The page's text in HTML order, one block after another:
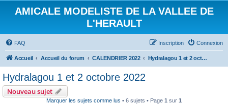
AMICALE MODELISTE DE LA VALLEE DE
L'HERAULT
FAQ Connexion
Inscription
Accueil Accueil du forum CALENDRIER 2022 Hydralagou 1 et 2 octobre 2022
Hydralagou 1 et 2 octobre 2022
Nouveau sujet
Marquer les sujets comme lus • 6 sujets • Page 1 sur 1